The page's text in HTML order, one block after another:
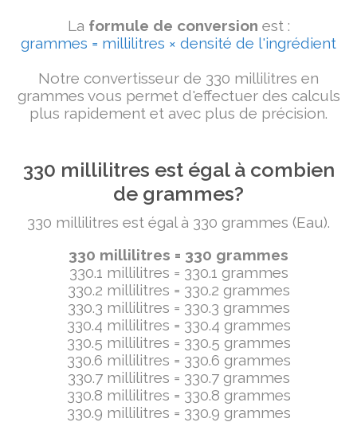
La formule de conversion est :
grammes = millilitres × densité de l'ingrédient
Notre convertisseur de 330 millilitres en
grammes vous permet d'effectuer des calculs
plus rapidement et avec plus de précision.
330 millilitres est égal à combien
de grammes?
330 millilitres est égal à 330 grammes (Eau).
330 millilitres = 330 grammes
330.1 millilitres = 330.1 grammes
330.2 millilitres = 330.2 grammes
330.3 millilitres = 330.3 grammes
330.4 millilitres = 330.4 grammes
330.5 millilitres = 330.5 grammes
330.6 millilitres = 330.6 grammes
330.7 millilitres = 330.7 grammes
330.8 millilitres = 330.8 grammes
330.9 millilitres = 330.9 grammes